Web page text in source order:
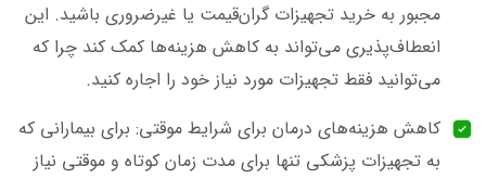
مجبور به خرید تجهیزات گران‌قیمت یا غیرضروری باشید. این
انعطاف‌پذیری می‌تواند به کاهش هزینه‌ها کمک کند چرا که
می‌توانید فقط تجهیزات مورد نیاز خود را اجاره کنید.
کاهش هزینه‌های درمان برای شرایط موقتی: برای بیمارانی که
به تجهیزات پزشکی تنها برای مدت زمان کوتاه و موقتی نیاز